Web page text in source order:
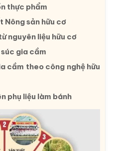
thực phẩm
Nông sản hữu cơ
nguyên liệu hữu cơ
gia cầm
cầm theo công nghệ hữu
phụ liệu làm bánh